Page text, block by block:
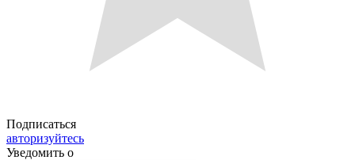
Подписаться
авторизуйтесь
Уведомить о